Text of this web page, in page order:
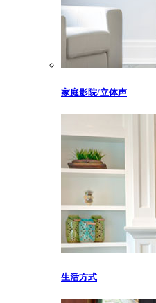
家庭影院/立体声
生活方式